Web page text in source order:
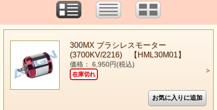
300MX ブラシレスモーター
(3700KV/2216) 【HML30M01】
価格： 6,950円(税込)
在庫切れ